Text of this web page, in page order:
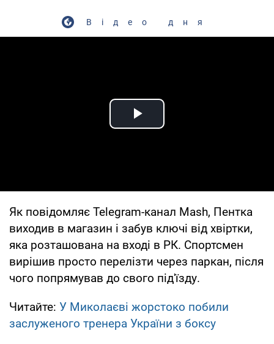
Відео дня
Play Video
Як повідомляє Telegram-канал Mash, Пентка
виходив в магазин і забув ключі від хвіртки,
яка розташована на вході в РК. Спортсмен
вирішив просто перелізти через паркан, після
чого попрямував до свого під'їзду.
Читайте: У Миколаєві жорстоко побили
заслуженого тренера України з боксу